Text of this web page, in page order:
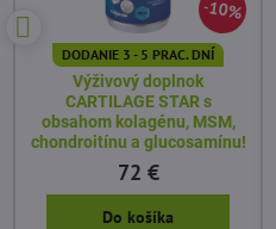
10%
DODANIE 3 - 5 PRAC. DNÍ
Výživový doplnok
CARTILAGE STAR s
obsahom kolagénu, MSM,
chondroitínu a glucosamínu!
72 €
Do košíka